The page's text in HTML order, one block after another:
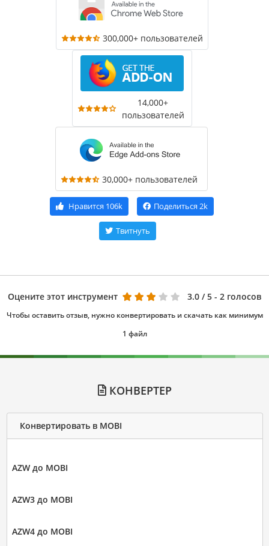
300,000+ пользователей
14,000+
пользователей
30,000+ пользователей
Нравится 106k Поделиться 2k
Твитнуть
Оцените этот инструмент 3.0 / 5 - 2 голосов
Чтобы оставить отзыв, нужно конвертировать и скачать как минимум
1 файл
КОНВЕРТЕР
Конвертировать в MOBI
AZW до MOBI
AZW3 до MOBI
AZW4 до MOBI